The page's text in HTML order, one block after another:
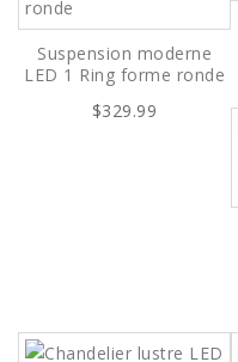
Suspension moderne
LED 1 Ring forme ronde
$329.99